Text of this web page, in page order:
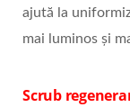
ajută la
mai luminos și
Scrub